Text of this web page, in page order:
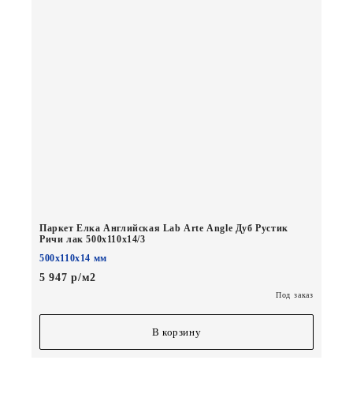
Паркет Елка Английская Lab Arte Angle Дуб Рустик
Ричи лак 500х110х14/3
500х110х14 мм
5 947 р/м2
Под заказ
В корзину